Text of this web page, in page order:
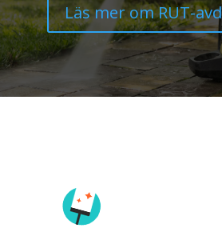
Läs mer om RUT-